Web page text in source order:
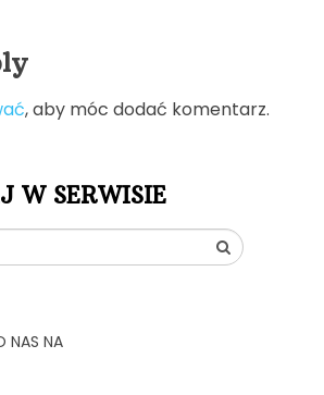
, aby móc dodać komentarz.
W SERWISIE
NAS NA